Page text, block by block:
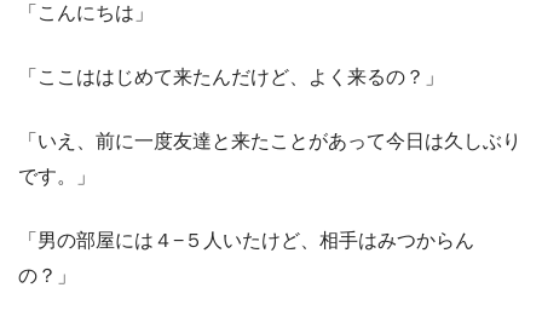
「こんにちは」
「ここははじめて来たんだけど、よく来るの？」
「いえ、前に一度友達と来たことがあって今日は久しぶり
です。」
「男の部屋には４−５人いたけど、相手はみつからん
の？」